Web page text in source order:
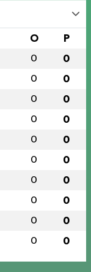
O P
0 0
0 0
0 0
0 0
0 0
0 0
0 0
0 0
0 0
0 0